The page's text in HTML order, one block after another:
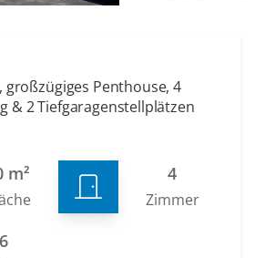
Penthouse, 4
& 2 Tiefgaragenstellplätzen
m² 4
Zimmer